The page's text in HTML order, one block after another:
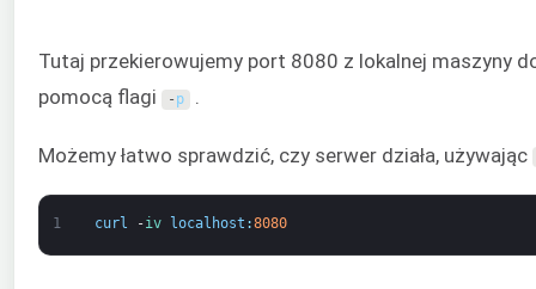
Tutaj przekierowujemy port 8080 z lokalnej maszyny
pomocą flagi
- p .
Możemy łatwo sprawdzić, czy serwer działa, używając
1 curl -iv localhost :8080